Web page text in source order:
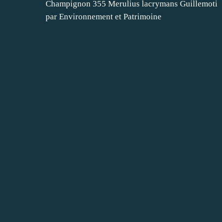
Champignon 355 Merulius lacrymans Guillemoti
par Environnement et Patrimoine